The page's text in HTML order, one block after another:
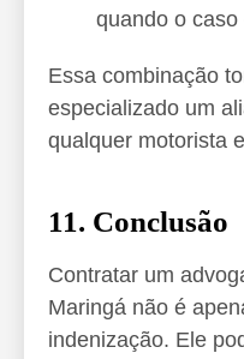
quando o
Essa combinação
especializado um
qualquer motorista
11. Conclusão
Contratar um
Maringá não é
indenização. Ele